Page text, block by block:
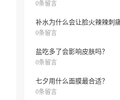
0条留言
补水为什么会让脸火辣辣刺痛
0条留言
盐吃多了会影响皮肤吗？
0条留言
七夕用什么面膜最合适？
0条留言